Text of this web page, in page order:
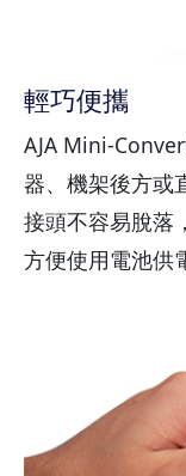
輕巧便攜
AJA Mini-
器、機架後方或
接頭不容易脫落
方便使用電池供